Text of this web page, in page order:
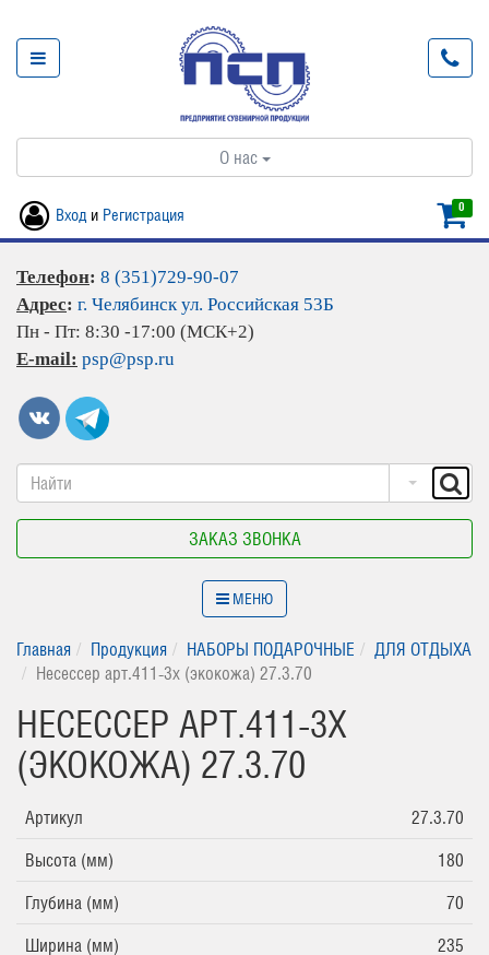
О нас
0
Вход и Регистрация
Телефон: 8 (351)729-90-07
Адрес: г. Челябинск ул. Российская 53Б
Пн - Пт: 8:30 -17:00 (МСК+2)
E-mail: psp@psp.ru
ЗАКАЗ ЗВОНКА
МЕНЮ
Главная Продукция НАБОРЫ ПОДАРОЧНЫЕ
ДЛЯ ОТДЫХА
Несессер арт.411-3х (экокожа) 27.3.70
НЕСЕССЕР АРТ.411-3Х
(ЭКОКОЖА) 27.3.70
Артикул
27.3.70
Высота (мм)
180
Глубина (мм)
70
Ширина (мм)
235